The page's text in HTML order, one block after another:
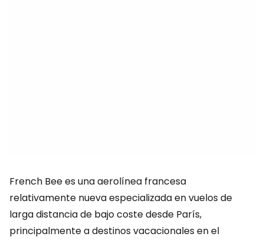
French Bee es una aerolínea francesa
relativamente nueva especializada en vuelos de
larga distancia de bajo coste desde París,
principalmente a destinos vacacionales en el